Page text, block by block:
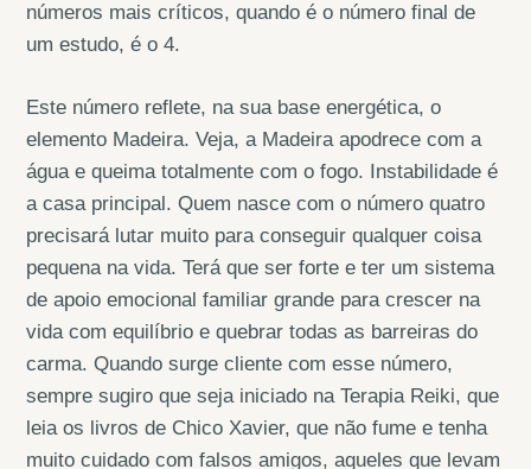
números mais críticos, quando é o número final de
um estudo, é o 4.
Este número reflete, na sua base energética, o
elemento Madeira. Veja, a Madeira apodrece com a
água e queima totalmente com o fogo. Instabilidade é
a casa principal. Quem nasce com o número quatro
precisará lutar muito para conseguir qualquer coisa
pequena na vida. Terá que ser forte e ter um sistema
de apoio emocional familiar grande para crescer na
vida com equilíbrio e quebrar todas as barreiras do
carma. Quando surge cliente com esse número,
sempre sugiro que seja iniciado na Terapia Reiki, que
leia os livros de Chico Xavier, que não fume e tenha
muito cuidado com falsos amigos, aqueles que levam